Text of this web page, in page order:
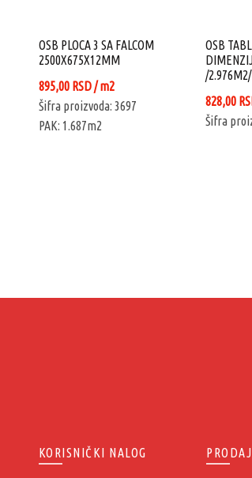
OSB PLOCA 3 SA FALCOM
2500X675X12MM
895,00 RSD/ m2
Šifra proizvoda: 3697
PAK: 1.687m2
OSB
/2.976M2/
828,00
Šifra
KORISNIČKI NALOG